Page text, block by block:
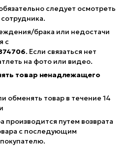
следует осмотреть
брака или недостачи
с
. Если связаться нет
на фото или видео.
товар ненадлежащего
обменять товар в течение 14
производится путем возврата
с последующим